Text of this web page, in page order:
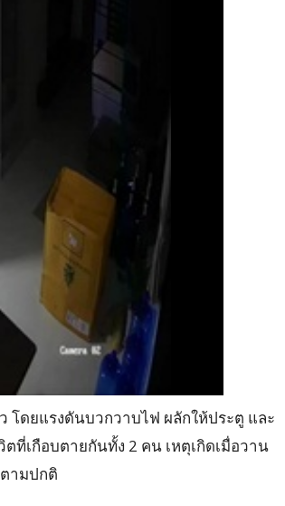
โดยแรงดันบวกวาบไฟ ผลักให้ประตู และ
เกือบตายกันทั้ง 2 คน เหตุเกิดเมื่อวาน
ามปกติ